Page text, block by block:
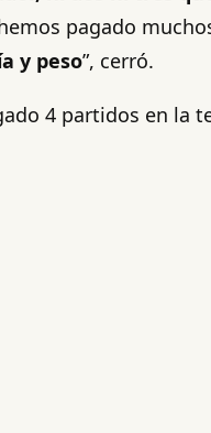
pagado
y peso”, cerró.
4 partidos en